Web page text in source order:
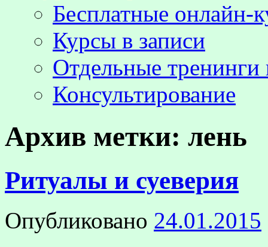
Бесплатные онлайн-
Курсы в записи
Отдельные тренинги
Консультирование
Архив метки: лень
Ритуалы и суеверия
Опубликовано 24.01.2015